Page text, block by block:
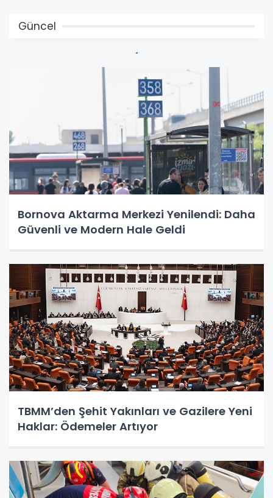
Güncel
Bornova Aktarma Merkezi Yenilendi: Daha
Güvenli ve Modern Hale Geldi
TBMM’den Şehit Yakınları ve Gazilere Yeni
Haklar: Ödemeler Artıyor